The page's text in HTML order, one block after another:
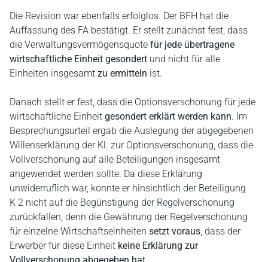
Die Revision war ebenfalls erfolglos. Der BFH hat die
Auffassung des FA bestätigt. Er stellt zunächst fest, dass
die Verwaltungsvermögensquote für jede übertragene
wirtschaftliche Einheit gesondert und nicht für alle
Einheiten insgesamt zu ermitteln ist.
Danach stellt er fest, dass die Optionsverschonung für jede
wirtschaftliche Einheit gesondert erklärt werden kann. Im
Besprechungsurteil ergab die Auslegung der abgegebenen
Willenserklärung der Kl. zur Optionsverschonung, dass die
Vollverschonung auf alle Beteiligungen insgesamt
angewendet werden sollte. Da diese Erklärung
unwiderruflich war, konnte er hinsichtlich der Beteiligung
K 2 nicht auf die Begünstigung der Regelverschonung
zurückfallen, denn die Gewährung der Regelverschonung
für einzelne Wirtschaftseinheiten setzt voraus, dass der
Erwerber für diese Einheit keine Erklärung zur